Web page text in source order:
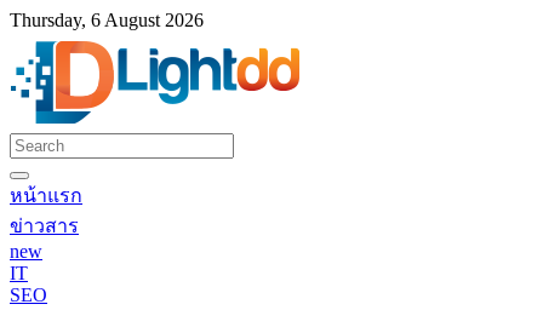
Thursday, 6 August 2026
หน้าแรก
ข่าวสาร
new
IT
SEO